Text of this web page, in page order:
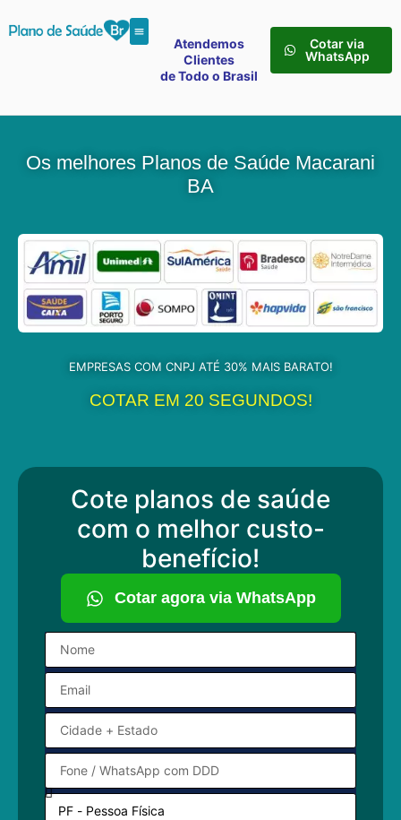
Atendemos
Clientes
de Todo o Brasil
Cotar via
WhatsApp
Os melhores Planos de Saúde Macarani
BA
EMPRESAS COM CNPJ ATÉ 30% MAIS BARATO!
COTAR EM 20 SEGUNDOS!​
Cote planos de saúde
com o melhor custo-
benefício!
Cotar agora via WhatsApp